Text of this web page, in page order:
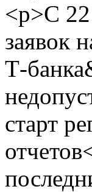
<p>С 22
заявок
Т-
старт